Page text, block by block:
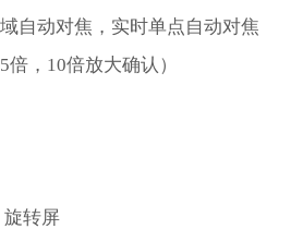
自动对焦，实时单点自动对焦
，10倍放大确认）
旋转屏